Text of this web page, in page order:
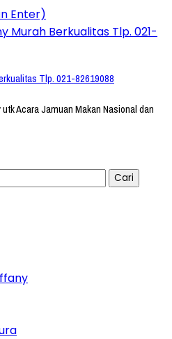
Enter)
Tlp. 021-82619088
Acara Jamuan Makan Nasional dan